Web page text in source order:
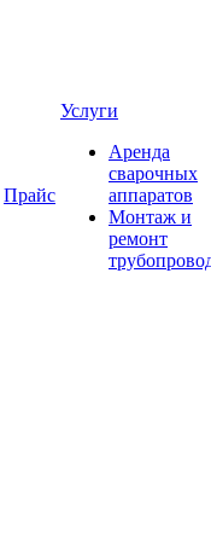
Прайс
Услуги
Аренда
сварочных
аппаратов
Монтаж и
ремонт